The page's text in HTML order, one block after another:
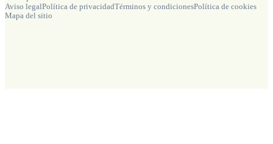
Aviso legalPolítica de privacidadTérminos y condicionesPolítica de cookies
Mapa del sitio